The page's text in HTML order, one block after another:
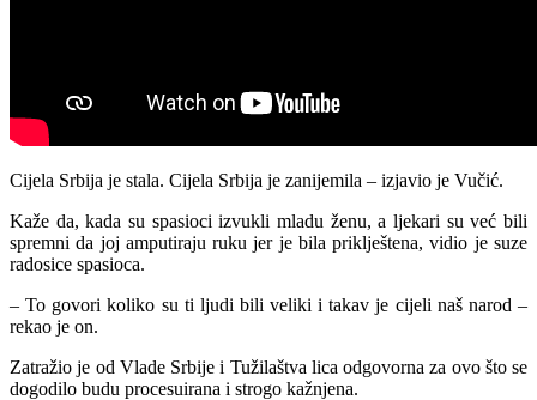
Cijela Srbija je stala. Cijela Srbija je zanijemila – izjavio je Vučić.
Kaže da, kada su spasioci izvukli mladu ženu, a ljekari su već bili
spremni da joj amputiraju ruku jer je bila priklještena, vidio je suze
radosice spasioca.
– To govori koliko su ti ljudi bili veliki i takav je cijeli naš narod –
rekao je on.
Zatražio je od Vlade Srbije i Tužilaštva lica odgovorna za ovo što se
dogodilo budu procesuirana i strogo kažnjena.